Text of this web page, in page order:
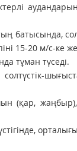
15-20 м/c-ке
тұман түседі.
(қар,